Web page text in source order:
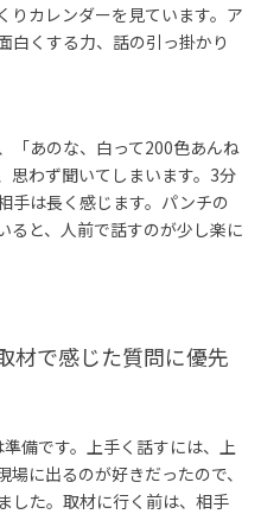
りカレンダーを見ています。ア
白くする力、話の引っ掛かり
「あのな、白って200色あんね
わず聞いてしまいます。 3分
手は長く感じます。パンチの
ると、人前で話すのが少し楽に
で感じた質問に優先
備です。上手く話すには、上
に出るのが好きだったので、
した。取材に行く前は、相手